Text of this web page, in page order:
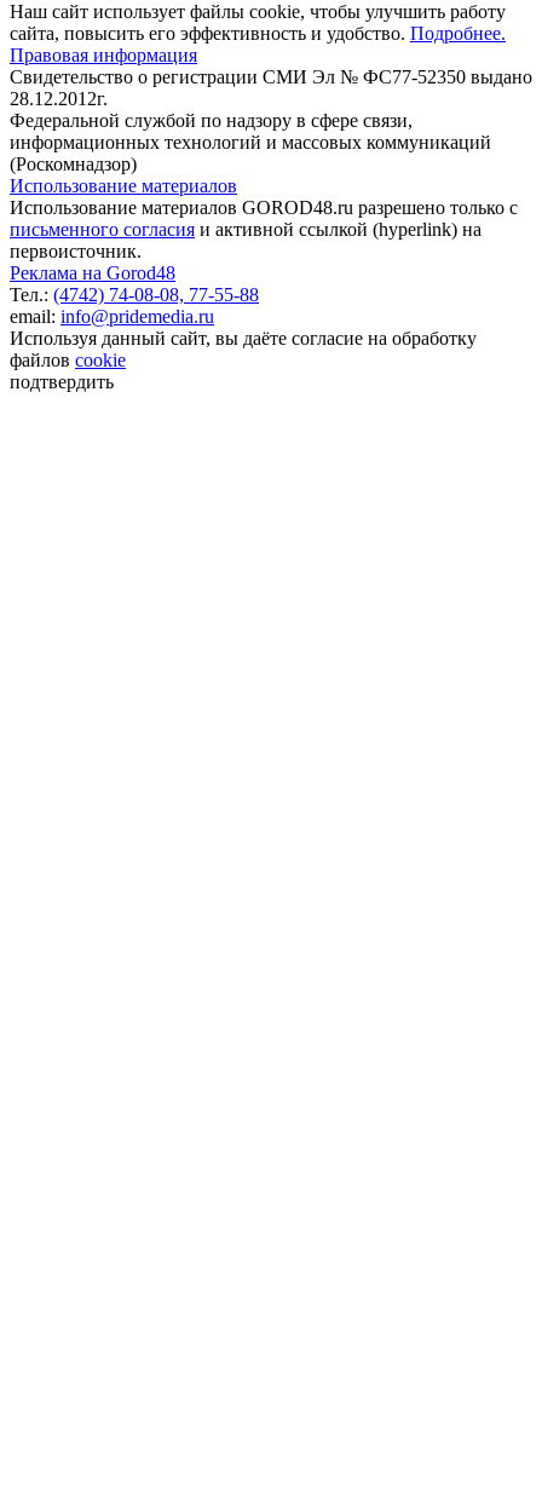
Наш сайт использует файлы cookie, чтобы улучшить работу
сайта, повысить его эффективность и удобство. Подробнее.
Правовая информация
Свидетельство о регистрации СМИ Эл № ФС77-52350 выдано
28.12.2012г.
Федеральной службой по надзору в сфере связи,
информационных технологий и массовых коммуникаций
(Роскомнадзор)
Использование материалов
Использование материалов GOROD48.ru разрешено только с
письменного согласия и активной ссылкой (hyperlink) на
первоисточник.
Реклама на Gorod48
Тел.: (4742) 74-08-08, 77-55-88
email: info@pridemedia.ru
Используя данный сайт, вы даёте согласие на обработку
файлов cookie
подтвердить